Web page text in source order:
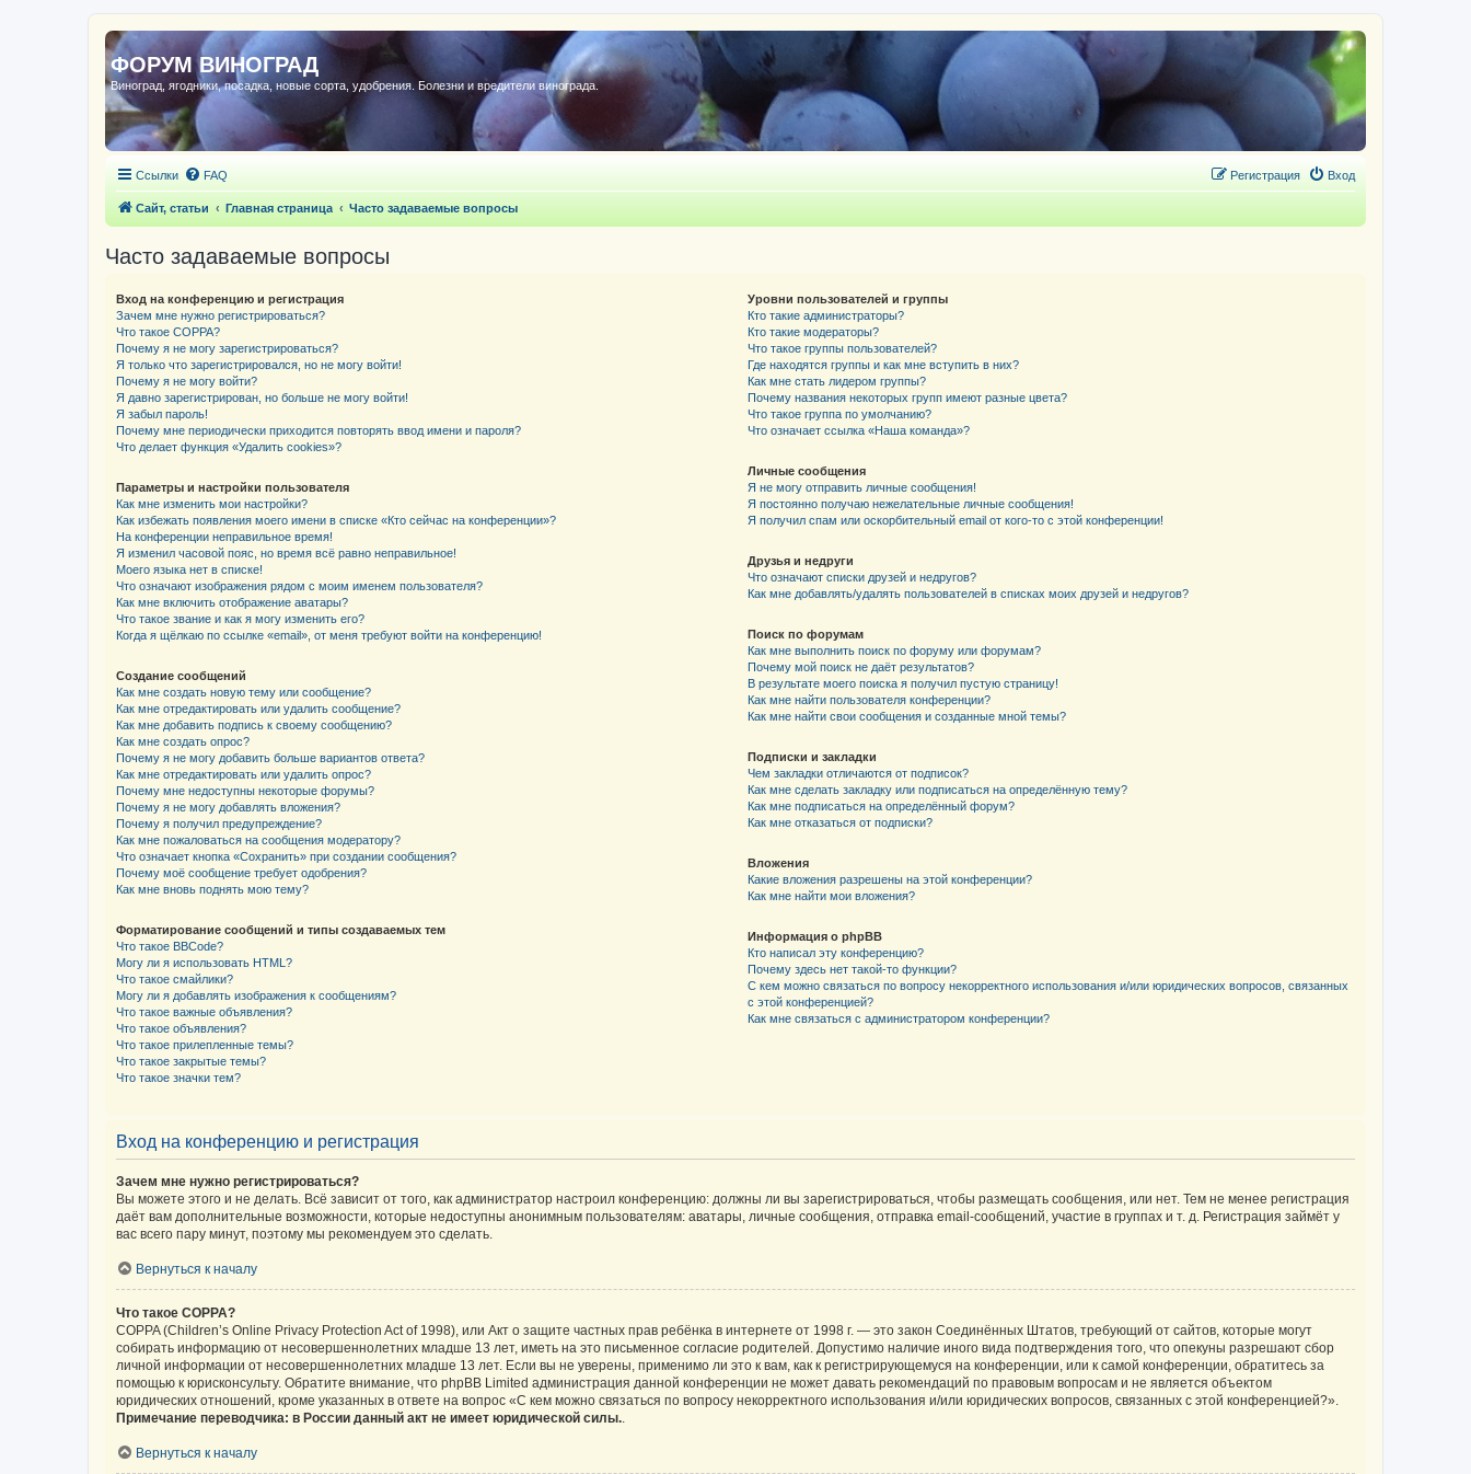
ФОРУМ ВИНОГРАД
Виноград, ягодники, посадка, новые сорта, удобрения. Болезни и вредители винограда.
Ссылки FAQ Вход
Регистрация
Сайт, статьи Главная страница Часто задаваемые вопросы
Часто задаваемые вопросы
Вход на конференцию и регистрация
Зачем мне нужно регистрироваться?
Что такое COPPA?
Почему я не могу зарегистрироваться?
Я только что зарегистрировался, но не могу войти!
Почему я не могу войти?
Я давно зарегистрирован, но больше не могу войти!
Я забыл пароль!
Почему мне периодически приходится повторять ввод имени и пароля?
Что делает функция «Удалить cookies»?
Параметры и настройки пользователя
Как мне изменить мои настройки?
Как избежать появления моего имени в списке «Кто сейчас на конференции»?
На конференции неправильное время!
Я изменил часовой пояс, но время всё равно неправильное!
Моего языка нет в списке!
Что означают изображения рядом с моим именем пользователя?
Как мне включить отображение аватары?
Что такое звание и как я могу изменить его?
Когда я щёлкаю по ссылке «email», от меня требуют войти на конференцию!
Создание сообщений
Как мне создать новую тему или сообщение?
Как мне отредактировать или удалить сообщение?
Как мне добавить подпись к своему сообщению?
Как мне создать опрос?
Почему я не могу добавить больше вариантов ответа?
Как мне отредактировать или удалить опрос?
Почему мне недоступны некоторые форумы?
Почему я не могу добавлять вложения?
Почему я получил предупреждение?
Как мне пожаловаться на сообщения модератору?
Что означает кнопка «Сохранить» при создании сообщения?
Почему моё сообщение требует одобрения?
Как мне вновь поднять мою тему?
Форматирование сообщений и типы создаваемых тем
Что такое BBCode?
Могу ли я использовать HTML?
Что такое смайлики?
Могу ли я добавлять изображения к сообщениям?
Что такое важные объявления?
Что такое объявления?
Что такое прилепленные темы?
Что такое закрытые темы?
Что такое значки тем?
Уровни пользователей и группы
Кто такие администраторы?
Кто такие модераторы?
Что такое группы пользователей?
Где находятся группы и как мне вступить в них?
Как мне стать лидером группы?
Почему названия некоторых групп имеют разные цвета?
Что такое группа по умолчанию?
Что означает ссылка «Наша команда»?
Личные сообщения
Я не могу отправить личные сообщения!
Я постоянно получаю нежелательные личные сообщения!
Я получил спам или оскорбительный email от кого-то с этой конференции!
Друзья и недруги
Что означают списки друзей и недругов?
Как мне добавлять/удалять пользователей в списках моих друзей и недругов?
Поиск по форумам
Как мне выполнить поиск по форуму или форумам?
Почему мой поиск не даёт результатов?
В результате моего поиска я получил пустую страницу!
Как мне найти пользователя конференции?
Как мне найти свои сообщения и созданные мной темы?
Подписки и закладки
Чем закладки отличаются от подписок?
Как мне сделать закладку или подписаться на определённую тему?
Как мне подписаться на определённый форум?
Как мне отказаться от подписки?
Вложения
Какие вложения разрешены на этой конференции?
Как мне найти мои вложения?
Информация о phpBB
Кто написал эту конференцию?
Почему здесь нет такой-то функции?
С кем можно связаться по вопросу некорректного использования и/или юридических вопросов, связанных
с этой конференцией?
Как мне связаться с администратором конференции?
Вход на конференцию и регистрация
Зачем мне нужно регистрироваться?
Вы можете этого и не делать. Всё зависит от того, как администратор настроил конференцию: должны ли вы зарегистрироваться, чтобы размещать сообщения, или нет. Тем не менее регистрация
даёт вам дополнительные возможности, которые недоступны анонимным пользователям: аватары, личные сообщения, отправка email-сообщений, участие в группах и т. д. Регистрация займёт у
вас всего пару минут, поэтому мы рекомендуем это сделать.
Вернуться к началу
Что такое COPPA?
COPPA (Children’s Online Privacy Protection Act of 1998), или Акт о защите частных прав ребёнка в интернете от 1998 г. — это закон Соединённых Штатов, требующий от сайтов, которые могут
собирать информацию от несовершеннолетних младше 13 лет, иметь на это письменное согласие родителей. Допустимо наличие иного вида подтверждения того, что опекуны разрешают сбор
личной информации от несовершеннолетних младше 13 лет. Если вы не уверены, применимо ли это к вам, как к регистрирующемуся на конференции, или к самой конференции, обратитесь за
помощью к юрисконсульту. Обратите внимание, что phpBB Limited администрация данной конференции не может давать рекомендаций по правовым вопросам и не является объектом
юридических отношений, кроме указанных в ответе на вопрос «С кем можно связаться по вопросу некорректного использования и/или юридических вопросов, связанных с этой конференцией?».
Примечание переводчика: в России данный акт не имеет юридической силы..
Вернуться к началу